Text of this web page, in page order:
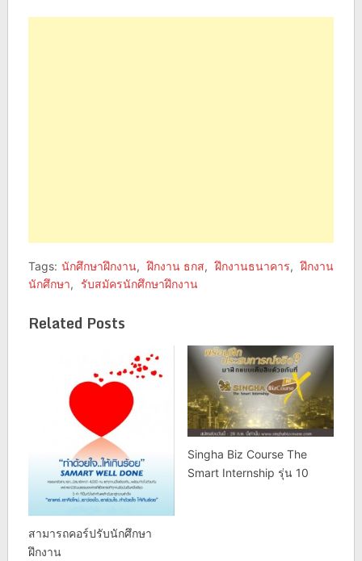
FacebookTwitter
Tags: นักศึกษาฝึกงาน, ฝึกงาน ธกส, ฝึกงานธนาคาร, ฝึกงาน
นักศึกษา, รับสมัครนักศึกษาฝึกงาน
Related Posts
สามารถคอร์ปรับนักศึกษา
ฝึกงาน
Singha Biz Course The
Smart Internship รุ่น 10